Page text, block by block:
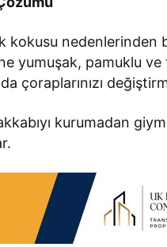
nedenlerinden
yumuşak, pamuklu
çoraplarınızı
kurumadan